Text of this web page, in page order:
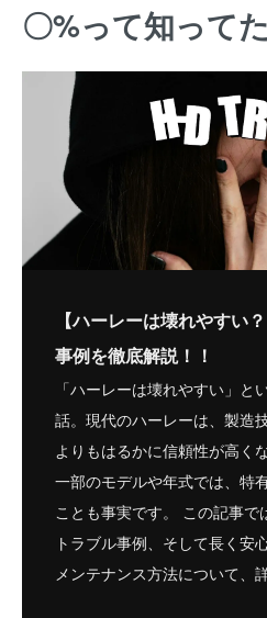
〇%って知って
【ハーレーは壊れやすい
事例を徹底解説！！
「ハーレーは壊れやすい」と
話。現代のハーレーは、製造
よりもはるかに信頼性が高く
一部のモデルや年式では、特
ことも事実です。 この記事で
トラブル事例、そして長く安
メンテナンス方法について、